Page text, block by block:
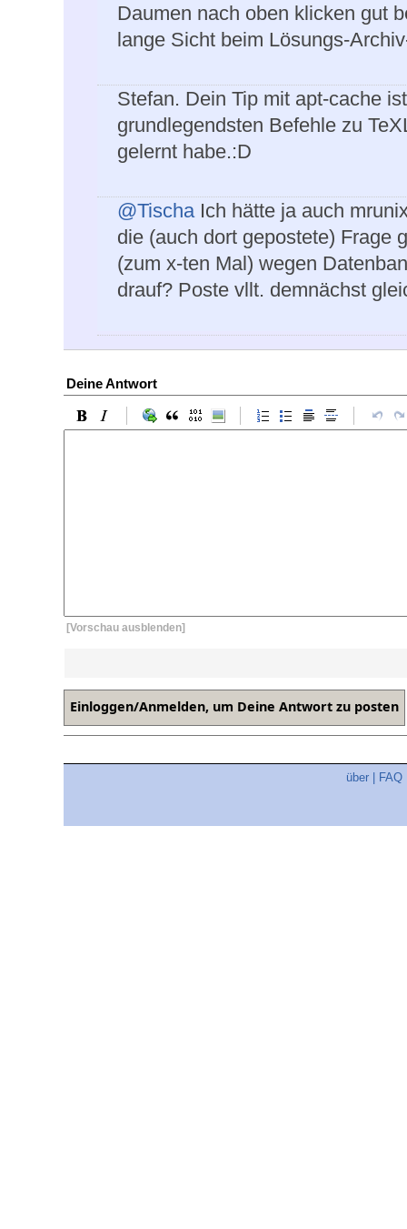
Daumen nach oben klicken gut
lange Sicht beim Lösungs-
Stefan. Dein Tip mit apt-cache
grundlegendsten Befehle zu
gelernt habe.:D
@TischaIch hätte ja auch
die (auch dort gepostete) Frage
(zum x-ten Mal) wegen
drauf? Poste vllt. demnächst
Deine Antwort
[Vorschau ausblenden]
über FAQ